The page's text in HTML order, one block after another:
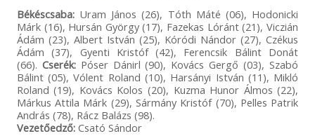
Békéscsaba:Uram János (26), Tóth Máté (06), Hodonicki
Márk (16), Hursán György (17), Fazekas Lóránt (21), Viczián
Ádám (23), Albert István (25), Kóródi Nándor (27), Czékus
Ádám (37), Gyenti Kristóf (42), Ferencsik Bálint Donát
(66). Cserék:Póser Dánirl (90), Kovács Gergő (03), Szabó
Bálint (05), Vólent Roland (10), Harsányi István (11), Mikló
Roland (19), Kovács Kolos (20), Kuzma Hunor Álmos (22),
Márkus Attila Márk (29), Sármány Kristóf (70), Pelles Patrik
András (78), Rácz Balázs (98).
Vezetőedző:Csató Sándor